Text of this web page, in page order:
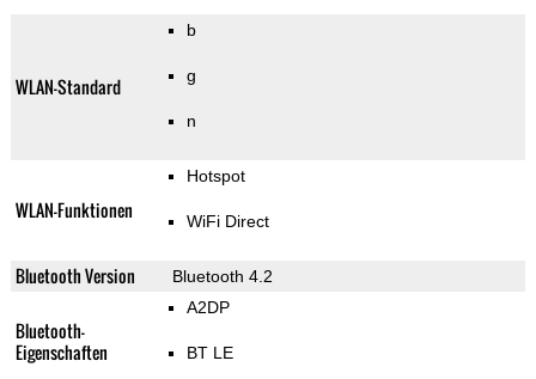
WLAN-Standard
b
g
n
WLAN-Funktionen
Hotspot
WiFi Direct
Bluetooth Version Bluetooth 4.2
Bluetooth-
Eigenschaften
A2DP
BT LE